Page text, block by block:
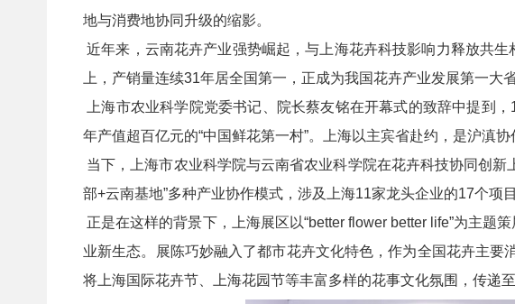
地与消费地协同升级的缩影。
近年来，云南花卉产业强势崛起，与上海花卉科技影响力释放共
上，产销量连续31年居全国第一，正成为我国花卉产业发展第一
上海市农业科学院党委书记、院长蔡友铭在开幕式的致辞中提到
年产值超百亿元的“中国鲜花第一村”。上海以主宾省赴约，是沪滇
当下，上海市农业科学院与云南省农业科学院在花卉科技协同创新
部+云南基地”多种产业协作模式，涉及上海11家龙头企业的17个项
正是在这样的背景下，上海展区以“better flower better life”为主题
业新生态。展陈巧妙融入了都市花卉文化特色，作为全国花卉主
将上海国际花卉节、上海花园节等丰富多样的花事文化氛围，传递至